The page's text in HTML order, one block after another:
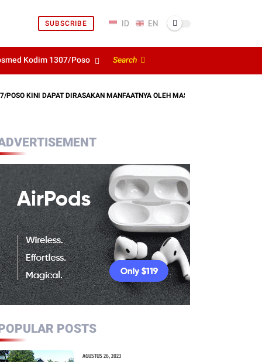
SUBSCRIBE
Kodim 1307/Poso Search
DAPAT DIRASAKAN MANFAATNYA OLEH MASYARAKAT
POSTS
AGUSTUS 26, 2023